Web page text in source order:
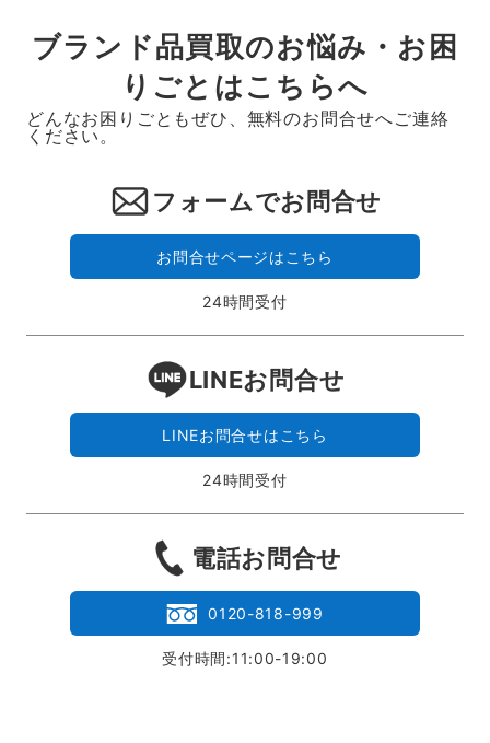
ブランド品買取のお悩み・お困
りごとはこちらへ
どんなお困りごともぜひ、無料のお問合せへご連絡
ください。
フォームでお問合せ
お問合せページはこちら
24時間受付
LINEお問合せ
LINEお問合せはこちら
24時間受付
電話お問合せ
0120-818-999
受付時間:11:00-19:00